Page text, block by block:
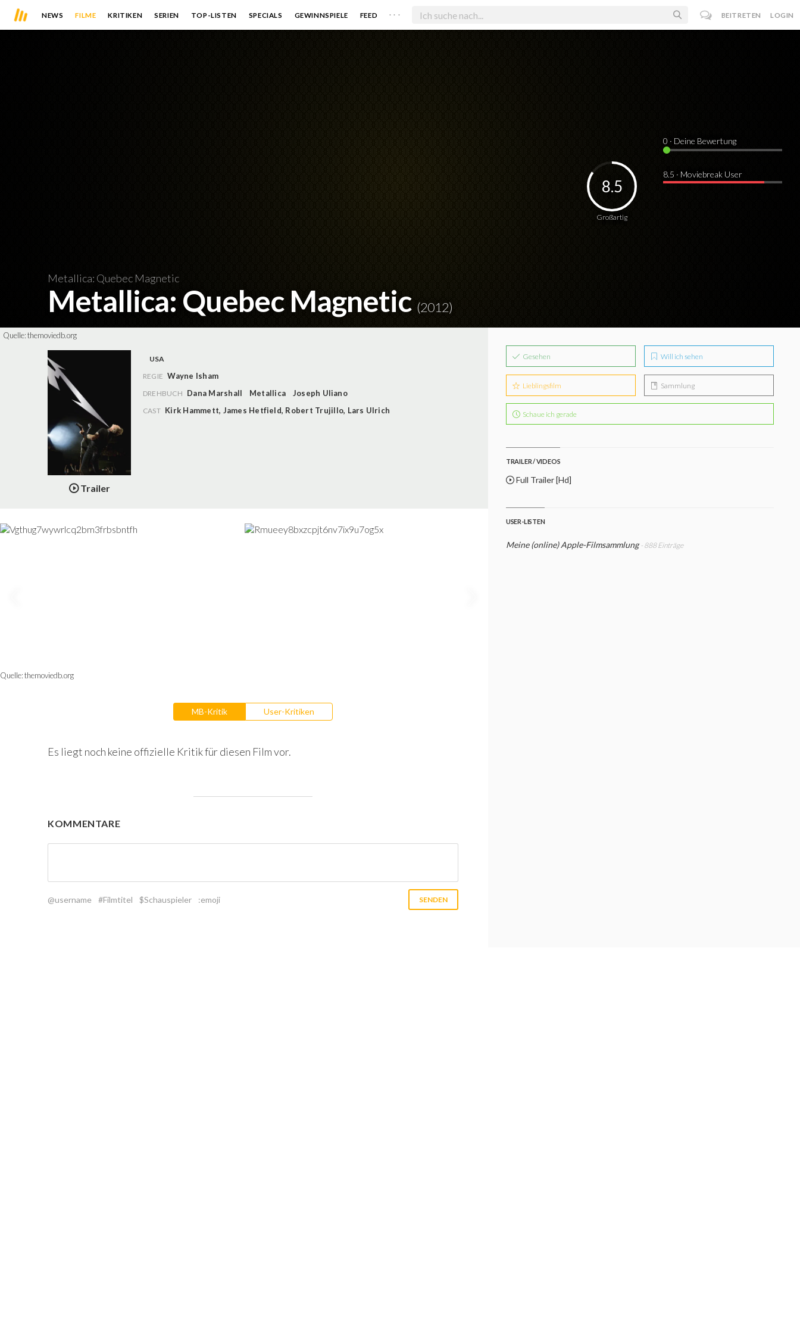
NEWS FILME KRITIKEN SERIEN TOP-LISTEN SPECIALS GEWINNSPIELE FEED . . . BEITRETEN LOGIN
Metallica: Quebec Magnetic
Metallica: Quebec Magnetic (2012)
Großartig
8.5
0 · Deine Bewertung
8.5 · Moviebreak User
Quelle:themoviedb.org
Trailer
USA
REGIE Wayne Isham
DREHBUCH Dana Marshall Metallica Joseph Uliano
CAST Kirk Hammett, James Hetfield, Robert Trujillo, Lars Ulrich
Quelle:themoviedb.org
MB-Kritik User-Kritiken
Es liegt noch keine offizielle Kritik für diesen Film vor.
KOMMENTARE
@username #Filmtitel $Schauspieler :emoji
Gesehen Will ich sehen
Lieblingsfilm Sammlung
Schaue ich gerade
TRAILER / VIDEOS
Full Trailer [Hd]
USER-LISTEN
Meine (online) Apple-Filmsammlung - 888 Einträge